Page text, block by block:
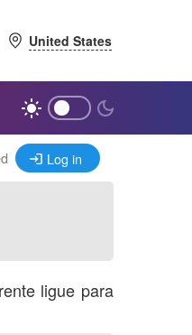
United States
Log in
ligue para